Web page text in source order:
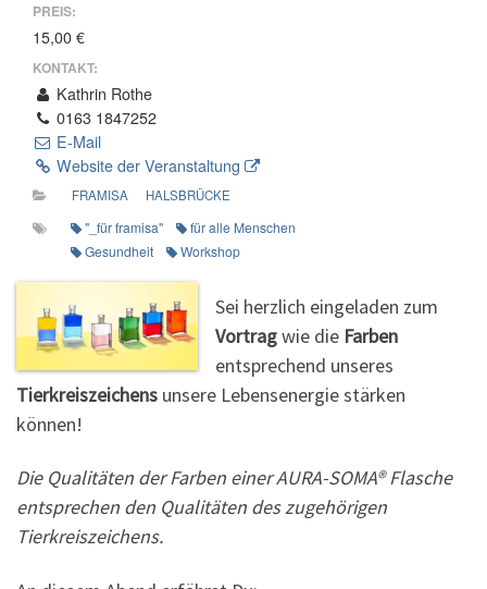
PREIS:
15,00 €
KONTAKT:
Kathrin Rothe
0163 1847252
E-Mail
Website der Veranstaltung
FRAMISA HALSBRÜCKE
"_für framisa"
für alle Menschen
Gesundheit
Workshop
Sei herzlich eingeladen zum
Vortragwie die Farben
entsprechend unseres
Tierkreiszeichens unsere Lebensenergie stärken
können!
Die Qualitäten der Farben einer AURA-SOMA® Flasche
entsprechen den Qualitäten des zugehörigen
Tierkreiszeichens.